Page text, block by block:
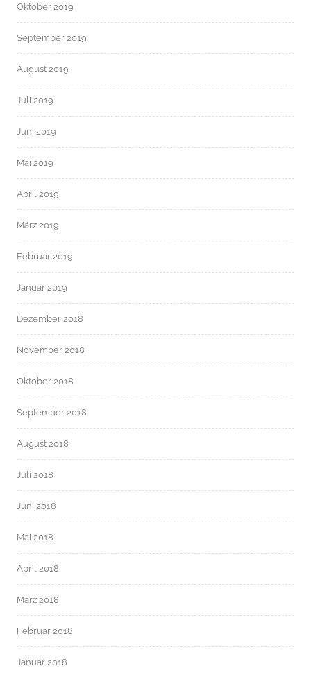
Oktober 2019
September 2019
August 2019
Juli 2019
Juni 2019
Mai 2019
April 2019
März 2019
Februar 2019
Januar 2019
Dezember 2018
November 2018
Oktober 2018
September 2018
August 2018
Juli 2018
Juni 2018
Mai 2018
April 2018
März 2018
Februar 2018
Januar 2018